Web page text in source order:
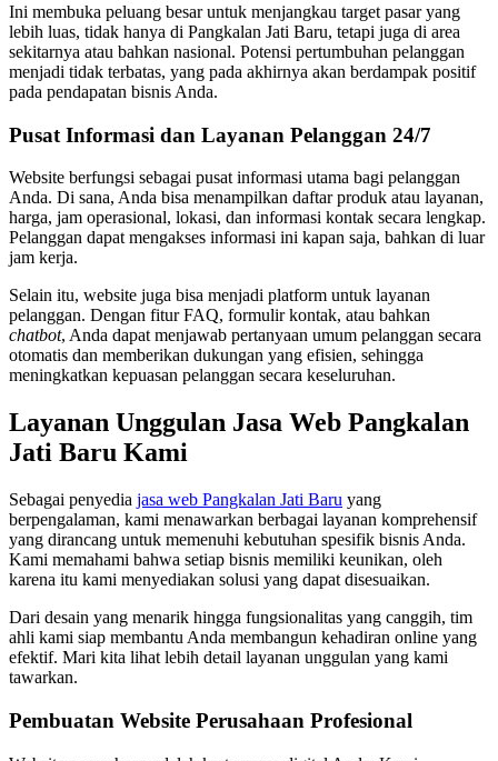
Ini membuka peluang besar untuk menjangkau target pasar yang
lebih luas, tidak hanya di Pangkalan Jati Baru, tetapi juga di area
sekitarnya atau bahkan nasional. Potensi pertumbuhan pelanggan
menjadi tidak terbatas, yang pada akhirnya akan berdampak positif
pada pendapatan bisnis Anda.
Pusat Informasi dan Layanan Pelanggan 24/7
Website berfungsi sebagai pusat informasi utama bagi pelanggan
Anda. Di sana, Anda bisa menampilkan daftar produk atau layanan,
harga, jam operasional, lokasi, dan informasi kontak secara lengkap.
Pelanggan dapat mengakses informasi ini kapan saja, bahkan di luar
jam kerja.
Selain itu, website juga bisa menjadi platform untuk layanan
pelanggan. Dengan fitur FAQ, formulir kontak, atau bahkan
chatbot, Anda dapat menjawab pertanyaan umum pelanggan secara
otomatis dan memberikan dukungan yang efisien, sehingga
meningkatkan kepuasan pelanggan secara keseluruhan.
Layanan Unggulan Jasa Web Pangkalan
Jati Baru Kami
Sebagai penyedia jasa web Pangkalan Jati Baru yang
berpengalaman, kami menawarkan berbagai layanan komprehensif
yang dirancang untuk memenuhi kebutuhan spesifik bisnis Anda.
Kami memahami bahwa setiap bisnis memiliki keunikan, oleh
karena itu kami menyediakan solusi yang dapat disesuaikan.
Dari desain yang menarik hingga fungsionalitas yang canggih, tim
ahli kami siap membantu Anda membangun kehadiran online yang
efektif. Mari kita lihat lebih detail layanan unggulan yang kami
tawarkan.
Pembuatan Website Perusahaan Profesional